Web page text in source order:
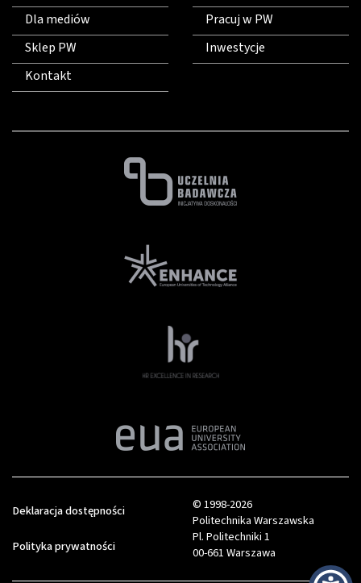
Dla mediów
Sklep PW
Kontakt
Pracuj w PW
Inwestycje
© 1998-2026
Politechnika Warszawska
Pl. Politechniki 1
00-661 Warszawa
Deklaracja dostępności
Polityka prywatności